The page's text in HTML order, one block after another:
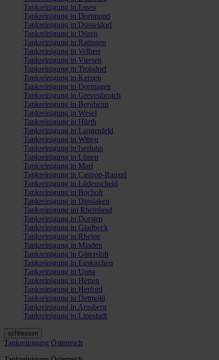
Tankreinigung in Essen
Tankreinigung in Dortmund
Tankreinigung in Düsseldorf
Tankreinigung in Düren
Tankreinigung in Ratingen
Tankreinigung in Velbert
Tankreinigung in Viersen
Tankreinigung in Troisdorf
Tankreinigung in Kerpen
Tankreinigung in Dormagen
Tankreinigung in Grevenbroich
Tankreinigung in Bergheim
Tankreinigung in Wesel
Tankreinigung in Hürth
Tankreinigung in Langenfeld
Tankreinigung in Witten
Tankreinigung in Iserlohn
Tankreinigung in Lünen
Tankreinigung in Marl
Tankreinigung in Castrop-Rauxel
Tankreinigung in Lüdenscheid
Tankreinigung in Bocholt
Tankreinigung in Dinslaken
Tankreinigung im Rheinland
Tankreinigung in Dorsten
Tankreinigung in Gladbeck
Tankreinigung in Rheine
Tankreinigung in Minden
Tankreinigung in Gütersloh
Tankreinigung in Euskirchen
Tankreinigung in Unna
Tankreinigung in Herten
Tankreinigung in Herford
Tankreinigung in Detmold
Tankreinigung in Arnsberg
Tankreinigung in Lippstadt
schliessen
Tankreinigung Österreich